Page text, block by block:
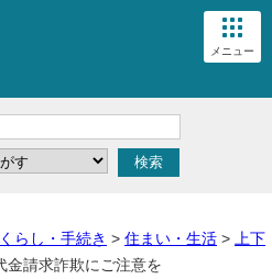
メニュー
くらし・手続き > 住まい・生活 > 上下
金請求詐欺にご注意を